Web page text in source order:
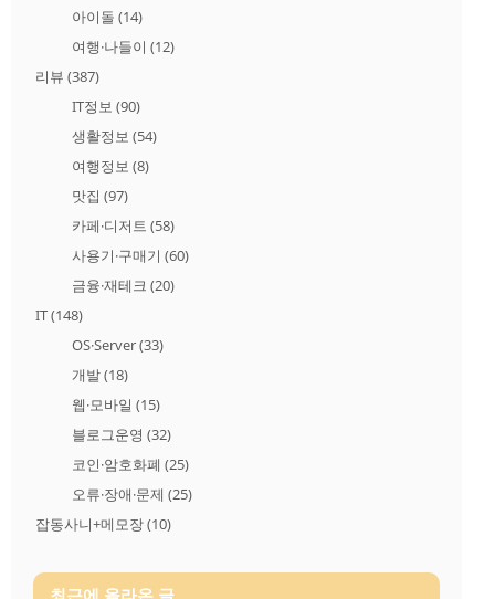
아이돌 (14)
여행·나들이 (12)
리뷰 (387)
IT정보 (90)
생활정보 (54)
여행정보 (8)
맛집 (97)
카페·디저트 (58)
사용기·구매기 (60)
금융·재테크 (20)
IT(148)
OS·Server(33)
개발(18)
웹·모바일 (15)
블로그운영 (32)
코인·암호화폐 (25)
오류·장애·문제 (25)
잡동사니+메모장(10)
최근에 올라온 글